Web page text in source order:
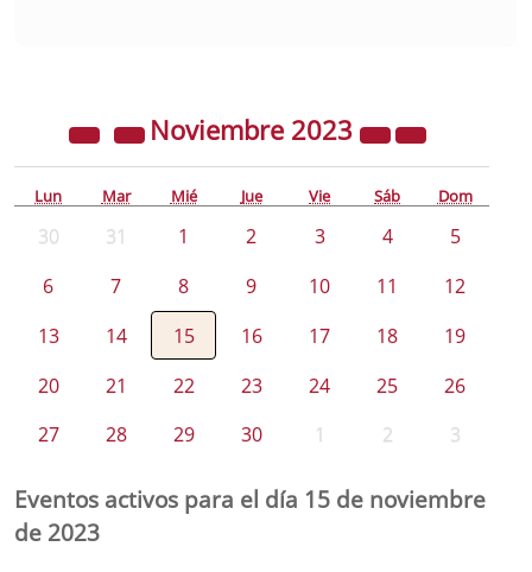
Noviembre 2023
Lun Mar Mié Jue Vie Sáb Dom
30 31 1 2 3 4
5
6
7 8 9 10 11
12
13
14 15 16 17 18
19
20
21 22 23 24 25
26
27
28 29 30 1 2 3
Eventos activos para el día 15 de noviembre
de 2023